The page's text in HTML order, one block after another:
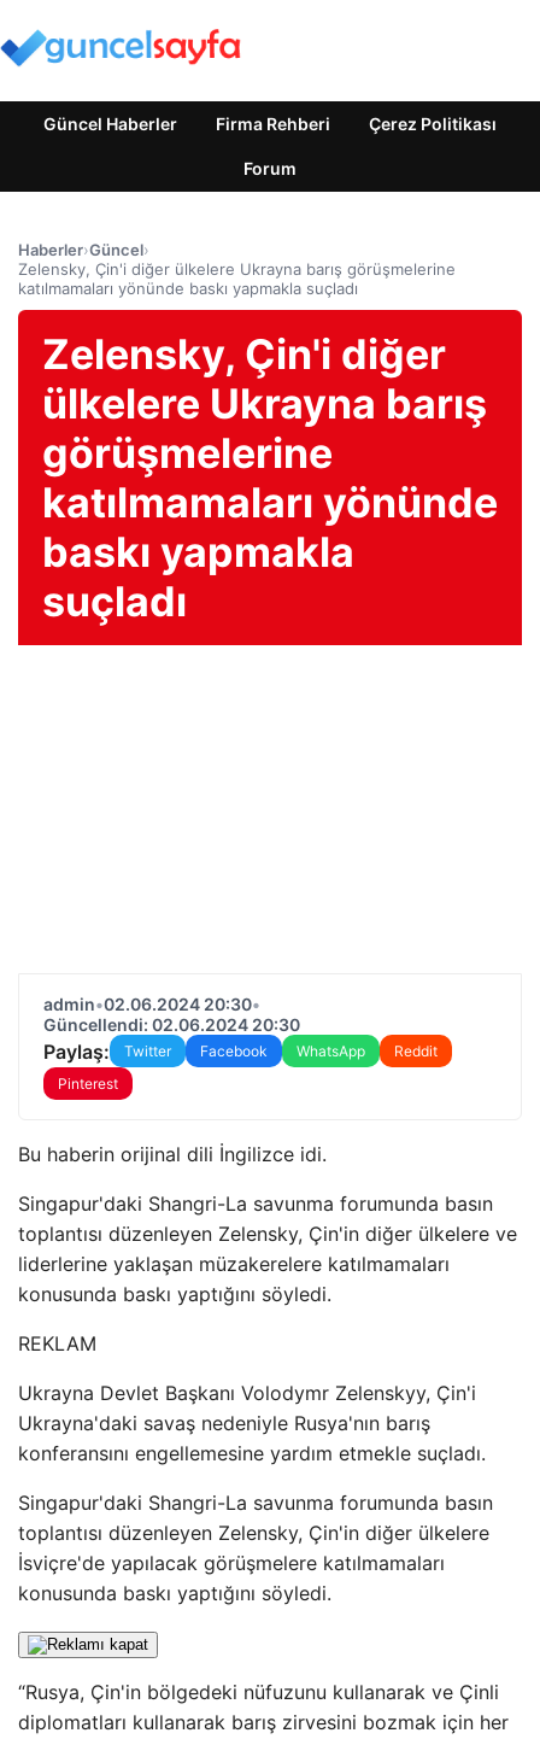
Güncel Haberler Firma Rehberi Çerez Politikası
Forum
Haberler›Güncel›
Zelensky, Çin'i diğer ülkelere Ukrayna barış görüşmelerine
katılmamaları yönünde baskı yapmakla suçladı
Zelensky, Çin'i diğer
ülkelere Ukrayna barış
görüşmelerine
katılmamaları yönünde
baskı yapmakla
suçladı
admin•02.06.2024 20:30•
Güncellendi: 02.06.2024 20:30
Paylaş: Twitter Facebook WhatsApp
Reddit
Pinterest
Bu haberin orijinal dili İngilizce idi.
Singapur'daki Shangri-La savunma forumunda basın
toplantısı düzenleyen Zelensky, Çin'in diğer ülkelere ve
liderlerine yaklaşan müzakerelere katılmamaları
konusunda baskı yaptığını söyledi.
REKLAM
Ukrayna Devlet Başkanı Volodymr Zelenskyy, Çin'i
Ukrayna'daki savaş nedeniyle Rusya'nın barış
konferansını engellemesine yardım etmekle suçladı.
Singapur'daki Shangri-La savunma forumunda basın
toplantısı düzenleyen Zelensky, Çin'in diğer ülkelere
İsviçre'de yapılacak görüşmelere katılmamaları
konusunda baskı yaptığını söyledi.
“Rusya, Çin'in bölgedeki nüfuzunu kullanarak ve Çinli
diplomatları kullanarak barış zirvesini bozmak için her